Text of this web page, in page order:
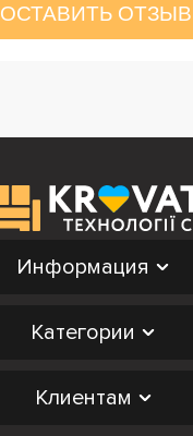
ОСТАВИТЬ ОТЗЫВ
Информация
Категории
Клиентам